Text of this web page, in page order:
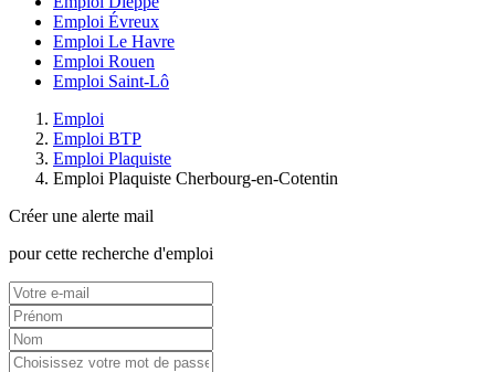
Emploi Évreux
Emploi Le Havre
Emploi Rouen
Emploi Saint-Lô
Emploi
Emploi BTP
Emploi Plaquiste
Emploi Plaquiste Cherbourg-en-Cotentin
Créer une alerte mail
pour cette recherche d'emploi